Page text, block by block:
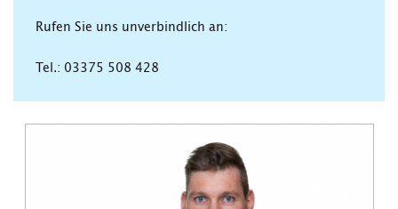
Rufen Sie uns unverbindlich an:
Tel.: 03375 508 428